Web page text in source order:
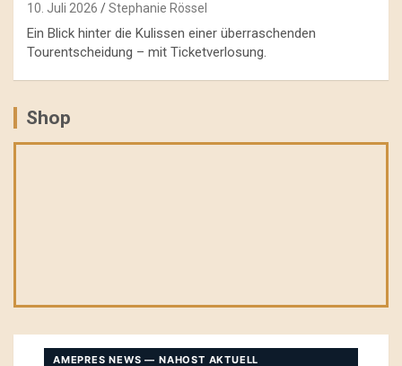
10. Juli 2026 Stephanie Rössel
Ein Blick hinter die Kulissen einer überraschenden
Tourentscheidung – mit Ticketverlosung.
Shop